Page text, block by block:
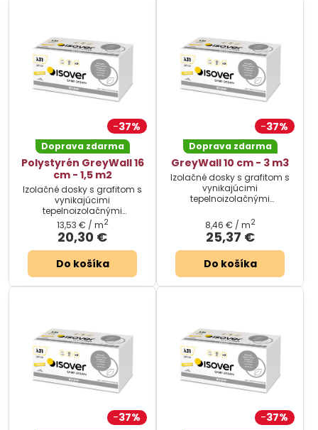
37%
Doprava zdarma
Polystyrén GreyWall 16
cm - 1,5 m2
Izolačné dosky s grafitom s
vynikajúcimi
tepelnoizolačnými
vlastnosťami. Cena za
balenie.
20,30 €
13,53 € / m2
Do košíka
37%
Doprava zdarma
GreyWall 10 cm - 3 m3
Izolačné dosky s grafitom s
vynikajúcimi
tepelnoizolačnými
balenie.
25,37 €
8,46 € / m2
Do košíka
37% 37%